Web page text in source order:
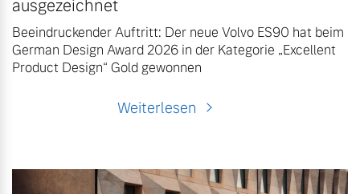
ausgezeichnet
Beeindruckender Auftritt: Der neue Volvo ES90 hat beim
German Design Award 2026 in der Kategorie „Excellent
Product Design“ Gold gewonnen
Weiterlesen